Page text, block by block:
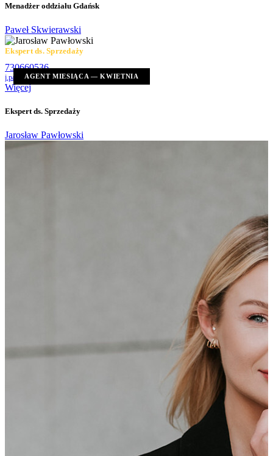
Menadżer oddziału Gdańsk
Paweł Skwierawski
AGENT MIESIĄCA — KWIETNIA
Ekspert ds. Sprzedaży
730660536
j.pawlowski@ratajczaknieruchomosci.pl
Więcej
Ekspert ds. Sprzedaży
Jarosław Pawłowski